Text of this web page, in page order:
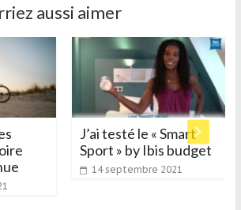
aussi aimer
J’ai testé le « Smart
Sport » by Ibis budget
14 septembre 2021